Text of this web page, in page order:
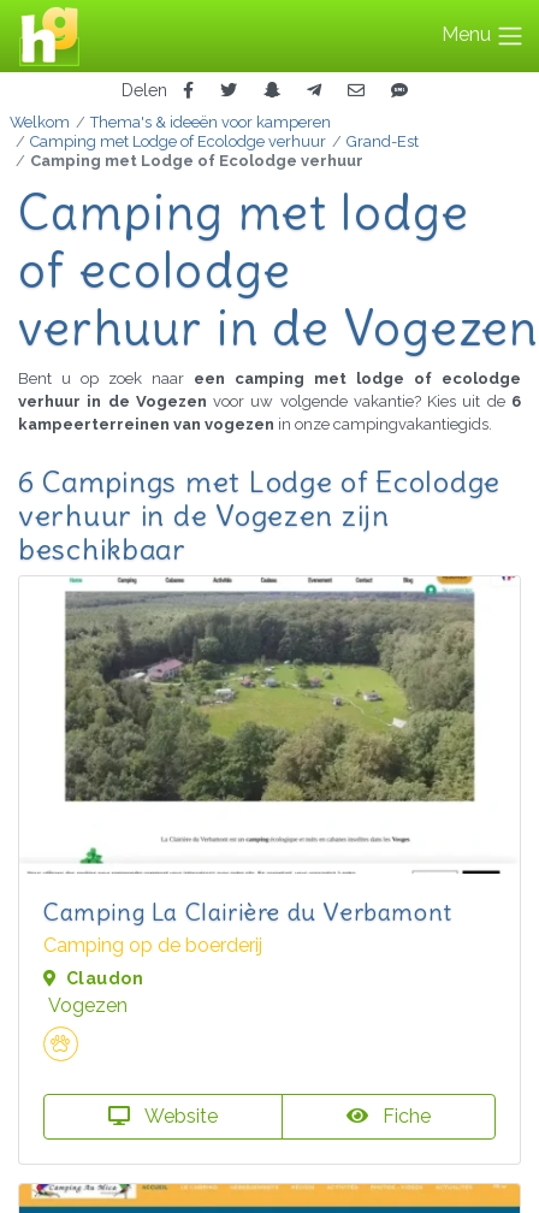
Menu
Delen
Welkom
Thema's & ideeën voor kamperen
Camping met Lodge of Ecolodge verhuur
Grand-Est
Camping met Lodge of Ecolodge verhuur
Camping met lodge
of ecolodge
verhuur in de Vogezen
Bent u op zoek naar een camping met lodge of ecolodge
verhuur in de Vogezenvoor uw volgende vakantie? Kies uit de 6
kampeerterreinen van vogezen in onze campingvakantiegids.
6 Campings met Lodge of Ecolodge
verhuur in de Vogezen zijn
beschikbaar
Camping La Clairière du Verbamont
Camping op de boerderij
Claudon
Vogezen
Website Fiche